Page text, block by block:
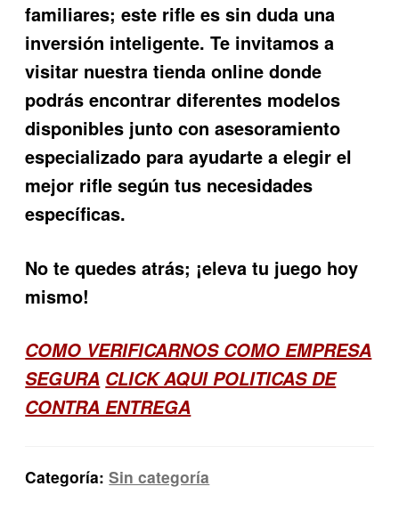
familiares; este rifle es sin duda una
inversión inteligente. Te invitamos a
visitar nuestra tienda online donde
podrás encontrar diferentes modelos
disponibles junto con asesoramiento
especializado para ayudarte a elegir el
mejor rifle según tus necesidades
específicas.
No te quedes atrás; ¡eleva tu juego hoy
mismo!
COMO VERIFICARNOS COMO EMPRESA
SEGURA CLICK AQUI POLITICAS DE
CONTRA ENTREGA
Categoría:Sin categoría